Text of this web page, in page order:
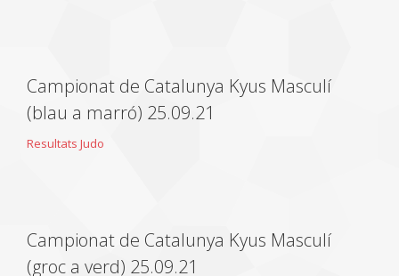
Campionat de Catalunya Kyus Masculí
(blau a marró) 25.09.21
Resultats Judo
Campionat de Catalunya Kyus Masculí
(groc a verd) 25.09.21